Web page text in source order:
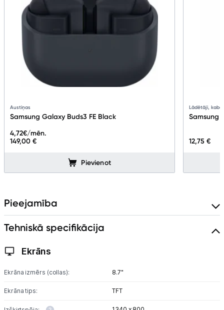
Austiņas
Samsung Galaxy Buds3 FE Black
149,00 €
4,72€/mēn.
Pievienot
Lādētāji,
Samsung
12,75 €
Pieejamība
Tehniskā specifikācija
Ekrāns
Ekrāna izmērs (collas): 8.7"
Ekrāna tips: TFT